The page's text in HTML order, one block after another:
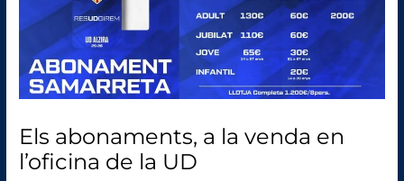
Els abonaments, a la venda en
l’oficina de la UD